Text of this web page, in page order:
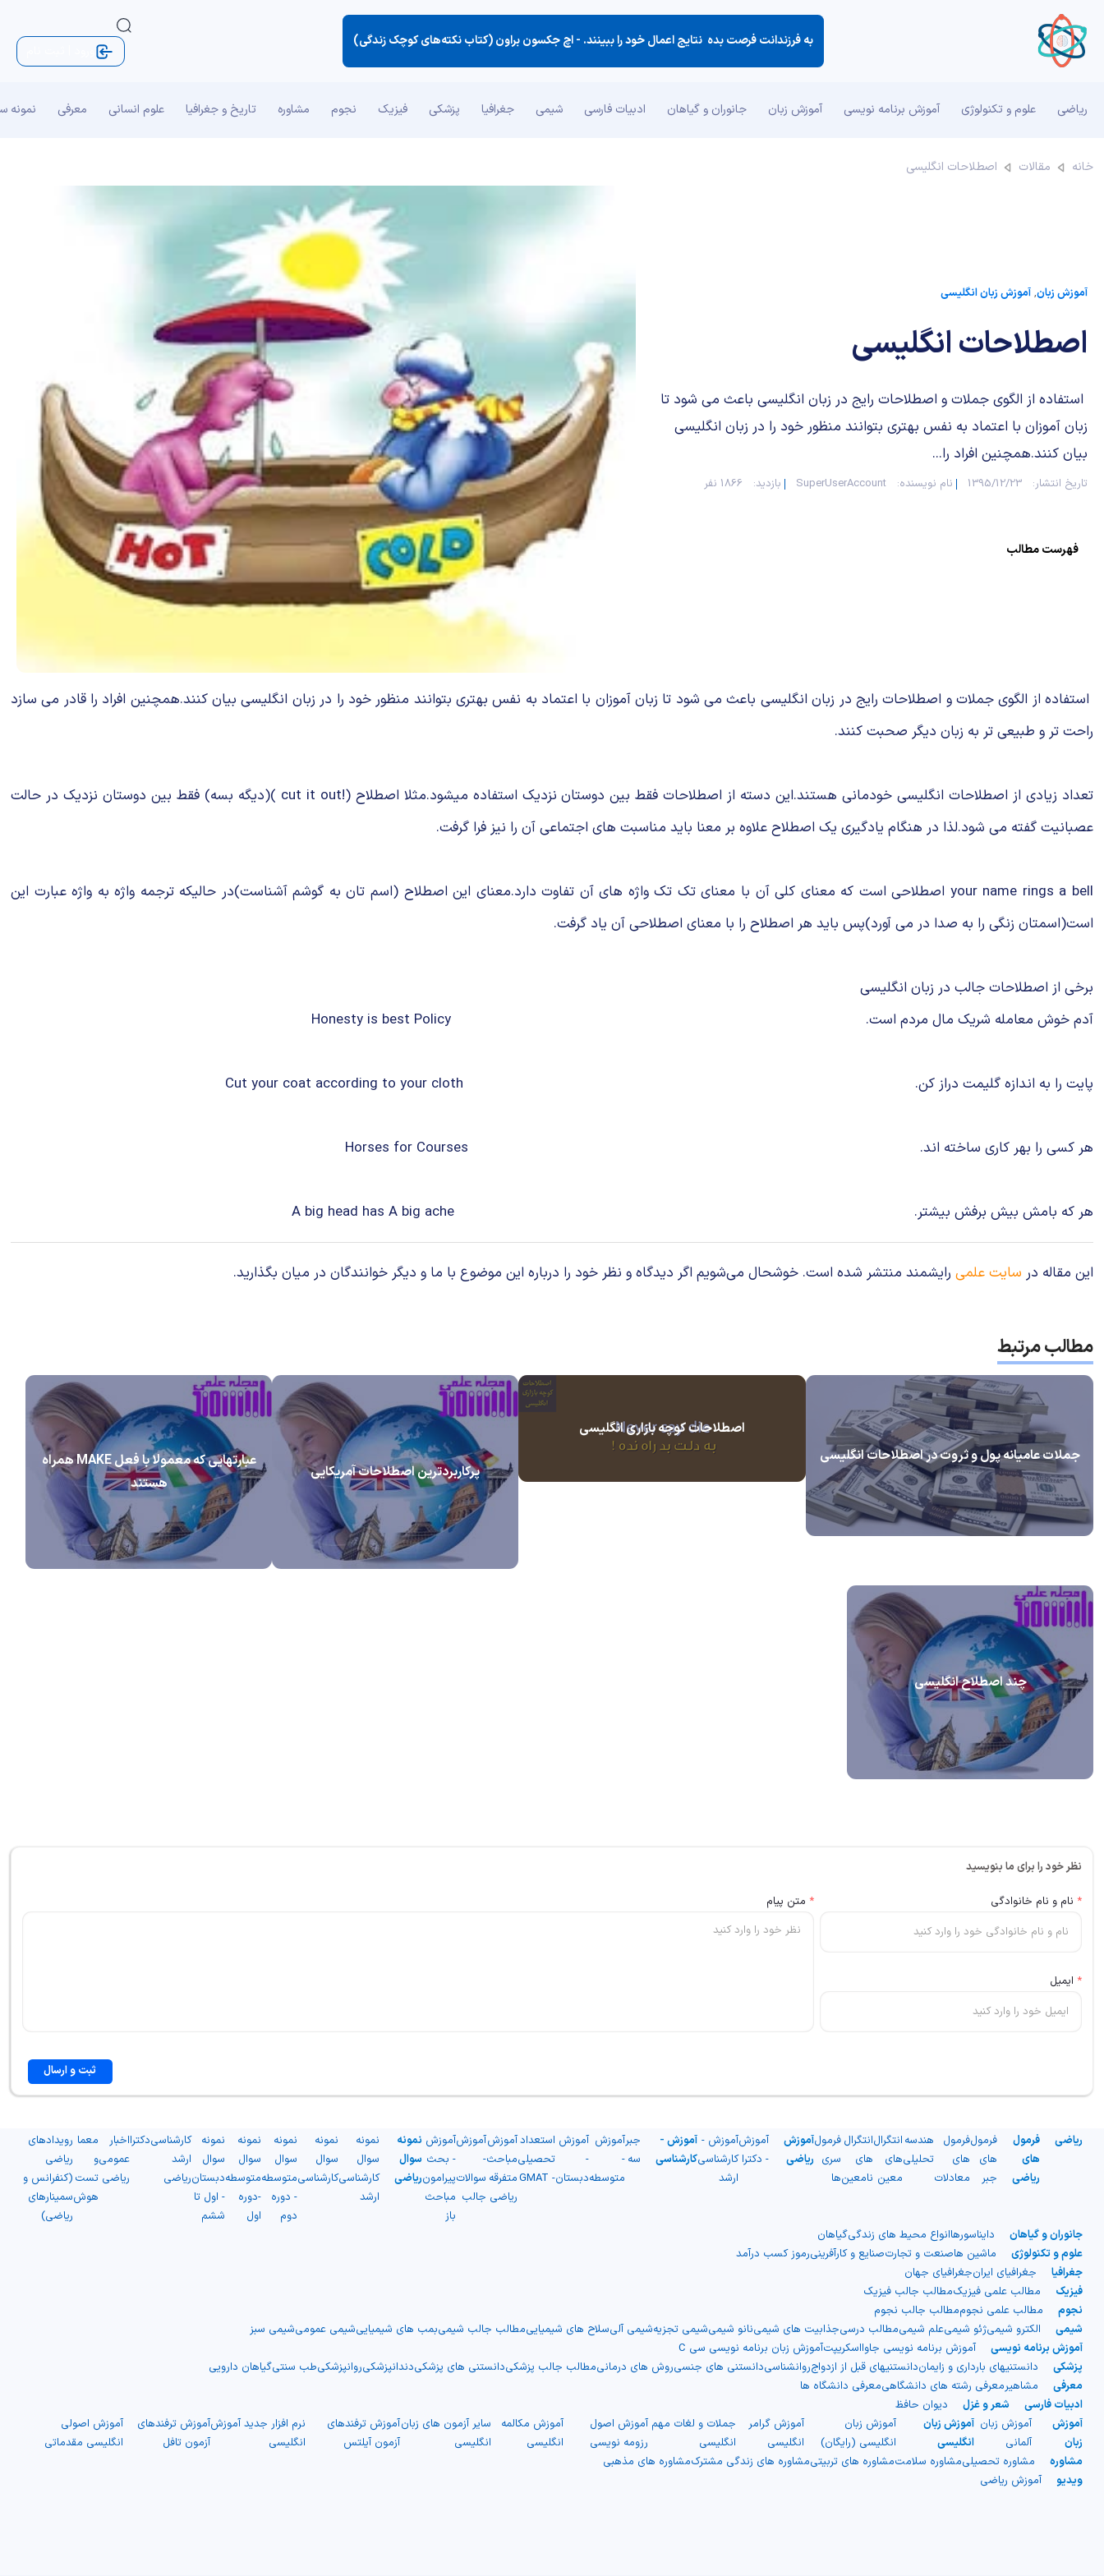
به فرزندانت فرصت بده نتایج اعمال خود را ببینند. -اچ جکسون براون (کتاب نکته‌های کوچک زندگی)
ریاضی علوم و تکنولوژی آموزش برنامه نویسی آموزش زبان جانوران و گیاهان ادبیات فارسی شیمی جغرافیا پزشکی فیزیک نجوم مشاوره تاریخ و جغرافیا علوم انسانی معرفی نمونه
خانه مقالات اصطلاحات انگلیسی
آموزش زبان,آموزش زبان انگلیسی
اصطلاحات انگلیسی
استفاده از الگوی جملات و اصطلاحات رایج در زبان انگلیسی باعث می شود تا
زبان آموزان با اعتماد به نفس بهتری بتوانند منظور خود را در زبان انگلیسی
بیان کنند.همچنین افراد را...
تاریخ انتشار: 1395/12/23 نام نویسنده: SuperUserAccount بازدید: 1866 نفر
فهرست مطالب
استفاده از الگوی جملات و اصطلاحات رایج در زبان انگلیسی باعث می شود تا زبان آموزان با اعتماد به نفس بهتری بتوانند منظور خود را در زبان انگلیسی بیان کنند.همچنین افراد را قادر می سازد
راحت تر و طبیعی تر به زبان دیگر صحبت کنند.
تعداد زیادی از اصطلاحات انگلیسی خودمانی هستند.این دسته از اصطلاحات فقط بین دوستان نزدیک استفاده میشود.مثلا اصطلاح (!cut it out )(دیگه بسه) فقط بین دوستان نزدیک در حالت
عصبانیت گفته می شود.لذا در هنگام یادگیری یک اصطلاح علاوه بر معنا باید مناسبت های اجتماعی آن را نیز فرا گرفت.
your name rings a bell اصطلاحی است که معنای کلی آن با معنای تک تک واژه های آن تفاوت دارد.معنای این اصطلاح (اسم تان به گوشم آشناست)در حالیکه ترجمه واژه به واژه عبارت این
است(اسمتان زنگی را به صدا در می آورد)پس باید هر اصطلاح را با معنای اصطلاحی آن یاد گرفت.
برخی از اصطلاحات جالب در زبان انگلیسی
آدم خوش معامله شریک مال مردم است. Honesty is best Policy
پایت را به اندازه گلیمت دراز کن. Cut your coat according to your cloth
هر کسی را بهر کاری ساخته اند. Horses for Courses
هر که بامش بیش برفش بیشتر. A big head has A big ache
این مقاله در سایت علمی رایشمند منتشر شده است. خوشحال می‌شویم اگر دیدگاه و نظر خود را درباره این موضوع با ما و دیگر خوانندگان در میان بگذارید.
مطالب مرتبط
جملات عامیانه پول و ثروت در اصطلاحات انگلیسی
اصطلاحات کوچه بازاری انگلیسی
پرکاربردترین اصطلاحات آمریکایی
عبارتهایی که معمولا با فعل MAKE همراه
هستند
چند اصطلاح انگلیسی
نظر خود را برای ما بنویسید
* نام و نام خانوادگی
* ایمیل
* متن پیام
ثبت و ارسال
ریاضی
فرمول
های
ریاضی
فرمول
های
جبر
فرمول
های
معادلات
هندسه
تحلیلی
انتگرال
های
معین
انتگرال
های
نامعین
فرمول
سری
ها
آموزش
ریاضی
آموزش
- دکترا
آموزش -
کارشناسی
ارشد
آموزش -
کارشناسی
جبر
سه
آموزش
-
متوسطه
آموزش
-
دبستان
استعداد
تحصیلی
- GMAT
آموزش
مباحث
متفرقه
ریاضی
آموزش
-
سوالات
جالب
آموزش
- بحث
پیرامون
مباحث
باز
نمونه
سوال
ریاضی
نمونه
سوال
کارشناسی
ارشد
نمونه
سوال
کارشناسی
نمونه
سوال
متوسطه
- دوره
دوم
نمونه
سوال
متوسطه
-دوره
اول
نمونه
سوال
دبستان
- اول تا
ششم
کارشناسی
ارشد
ریاضی
دکترااخبار
عمومی
ریاضی
معما
و
تست
هوش
رویدادهای
ریاضی
(کنفرانس و
سمینارهای
ریاضی)
جانوران و گیاهان
دایناسورهاانواع محیط های زندگیگیاهان
علوم و تکنولوژی
ماشین هاصنعت و تجارتصنایع و کارآفرینیرموز کسب درآمد
جغرافیا
جغرافیای ایرانجغرافیای جهان
فیزیک
مطالب علمی فیزیکمطالب جالب فیزیک
نجوم
مطالب علمی نجوممطالب جالب نجوم
شیمی
الکترو شیمیژئو شیمیعلم شیمیمطالب درسیجذابیت های شیمینانو شیمیشیمی تجزیهشیمی آلیسلاح های شیمیاییمطالب جالب شیمیبمب های شیمیاییشیمی عمومیشیمی سبز
آموزش برنامه نویسی
آموزش برنامه نویسی جاوااسکریپتآموزش زبان برنامه نویسی سی C
پزشکی
دانستنیهای بارداری و زایماندانستنیهای قبل از ازدواجروانشناسیدانستنی های جنسیروش های درمانیمطالب جالب پزشکیدانستنی های پزشکیدندانپزشکیروانپزشکیطب سنتیگیاهان دارویی
معرفی
مشاهیرمعرفی رشته های دانشگاهیمعرفی دانشگاه ها
ادبیات فارسی
شعر و غزل
دیوان حافظ
آموزش
زبان
آموزش زبان
آلمانی
آموزش زبان
انگلیسی
آموزش زبان
انگلیسی (رایگان)
آموزش گرامر
انگلیسی
جملات و لغات مهم
انگلیسی
آموزش اصول
رزومه نویسی
آموزش مکالمه
انگلیسی
سایر آزمون های زبان
انگلیسی
آموزش ترفندهای
آزمون آیلتس
نرم افزار جدید آموزش
انگلیسی
آموزش ترفندهای
آزمون تافل
آموزش اصولی
انگلیسی مقدماتی
مشاوره
مشاوره تحصیلیمشاوره سلامتمشاوره های تربیتیمشاوره های زندگی مشترکمشاوره های مذهبی
ویدیو
آموزش ریاضی